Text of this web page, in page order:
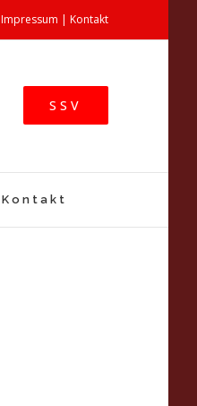
Impressum | Kontakt
SSV
Kontakt